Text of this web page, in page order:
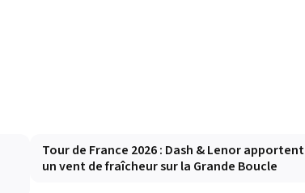
Tour de France 2026 : Dash & Lenor apportent
un vent de fraîcheur sur la Grande Boucle